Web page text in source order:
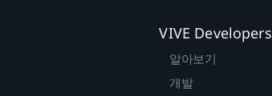
VIVE Developers
알아보기
개발